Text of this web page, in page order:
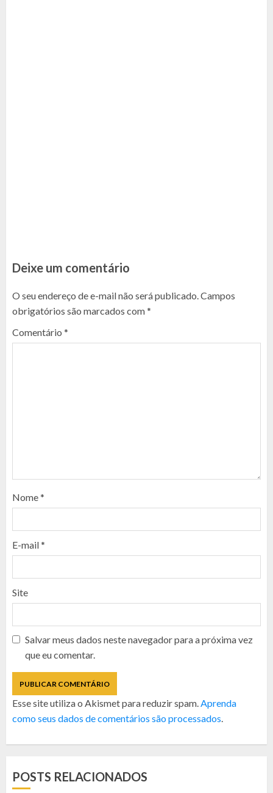
Deixe um comentário
O seu endereço de e-mail não será publicado.Campos
obrigatórios são marcados com*
Comentário *
Nome*
E-mail*
Site
Salvar meus dados neste navegador para a próxima vez
que eu comentar.
Esse site utiliza o Akismet para reduzir spam.Aprenda
como seus dados de comentários são processados.
POSTS RELACIONADOS